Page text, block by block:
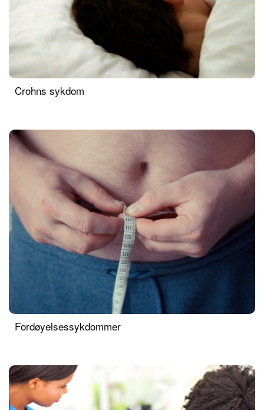
Crohns sykdom
Fordøyelsessykdommer